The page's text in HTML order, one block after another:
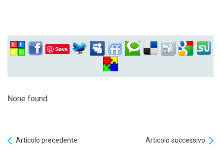
Save
None found
Articolo precedente Articolo successivo